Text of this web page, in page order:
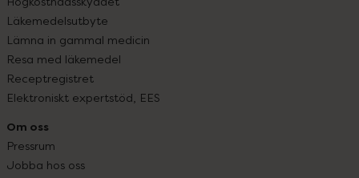
Läkemedelsutbyte
Lämna in gammal medicin
Resa med läkemedel
Receptregistret
Elektroniskt expertstöd, EES
Om oss
Pressrum
Jobba hos oss